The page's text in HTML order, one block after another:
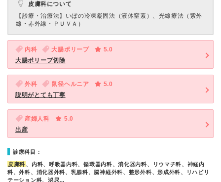
皮膚科について
【診療・治療法】 いぼの冷凍凝固法（液体窒素）、光線療法（紫外
線・赤外線・ＰＵＶＡ）
内科 大腸ポリープ
5.0
大腸ポリープ切除
外科 鼠径ヘルニア
5.0
説明がとても丁寧
産婦人科
5.0
出産
診療科目：
皮膚科 、内科、呼吸器内科、循環器内科、消化器内科、リウマチ科、神経内
科、外科、消化器外科、乳腺科、脳神経外科、整形外科、形成外科、リハビリ
テーション科、泌尿…